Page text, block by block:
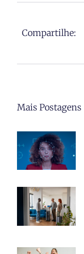
Compartilhe:
Mais Postagens